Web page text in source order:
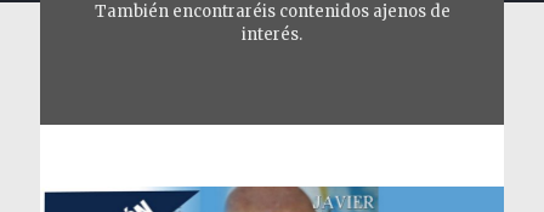
También encontraréis contenidos ajenos de
interés.